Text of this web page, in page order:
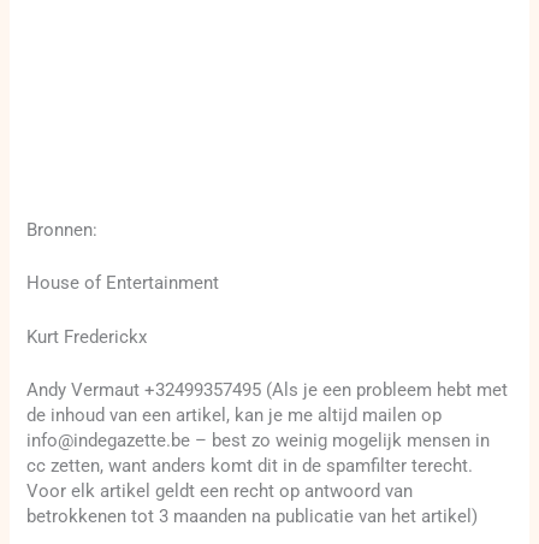
Bronnen:
House of Entertainment
Kurt Frederickx
Andy Vermaut +32499357495 (Als je een probleem hebt met
de inhoud van een artikel, kan je me altijd mailen op
info@indegazette.be – best zo weinig mogelijk mensen in
cc zetten, want anders komt dit in de spamfilter terecht.
Voor elk artikel geldt een recht op antwoord van
betrokkenen tot 3 maanden na publicatie van het artikel)